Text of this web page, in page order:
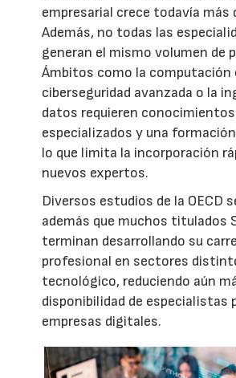
empresarial crece todavía más
Además, no todas las
generan el mismo volumen de
Ámbitos como la computación
ciberseguridad avanzada o la
datos requieren
especializados y una
lo que limita la incorporación
nuevos expertos.
Diversos estudios de la OECD
además que muchos titulados
terminan desarrollando su
profesional en sectores
tecnológico, reduciendo aún
disponibilidad de especialistas
empresas digitales.